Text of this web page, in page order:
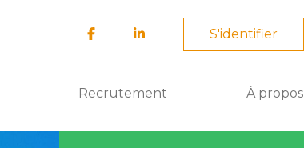
S'identifier
Recrutement À propos